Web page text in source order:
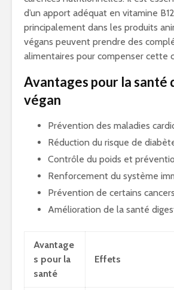
d’un apport adéquat en vitamine
principalement dans les produits
végans peuvent prendre des
alimentaires pour compenser cette
Avantages pour la santé
végan
Prévention des maladies
Réduction du risque de
Contrôle du poids et
Renforcement du système
Prévention de certains cancers
Amélioration de la santé
Avantage
s pour la
santé
Effets